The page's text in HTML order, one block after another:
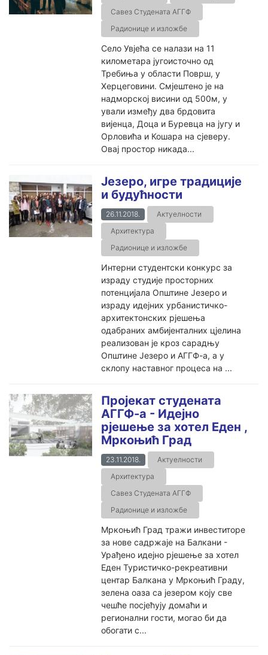
Савез Студената АГГФ
Радионице и изложбе
Село Увјећа се налази на 11
километара југоисточно од
Требиња у области Површ, у
Херцеговини. Смјештено је на
надморској висини од 500м, у
ували између два брдовита
вијенца, Доца и Буревца на југу и
Орловића и Кошара на сјеверу.
Овај простор никада...
Језеро, игре традиције
и будућности
26.11.2018.
Актуелности
Архитектура
Радионице и изложбе
Интерни студентски конкурс за
израду студије просторних
потенцијала Општине Језеро и
израду идејних урбанистичко-
архитектонских рјешења
одабраних амбијенталних цјелина
реализован је кроз сарадњу
Општине Језеро и АГГФ-а, а у
склопу наставног процеса на ...
Пројекат студената
АГГФ-а - Идејно
рјешење за хотел Еден ,
Мркоњић Град
23.11.2018.
Актуелности
Архитектура
Савез Студената АГГФ
Радионице и изложбе
Мркоњић Град тражи инвеститоре
за нове садржаје на Балкани -
Урађено идејно рјешење за хотел
Еден Туристичко-рекреативни
центар Балкана у Мркоњић Граду,
зелена оаза са језером коју све
чешће посјећују домаћи и
регионални гости, могао би да
обогати с...